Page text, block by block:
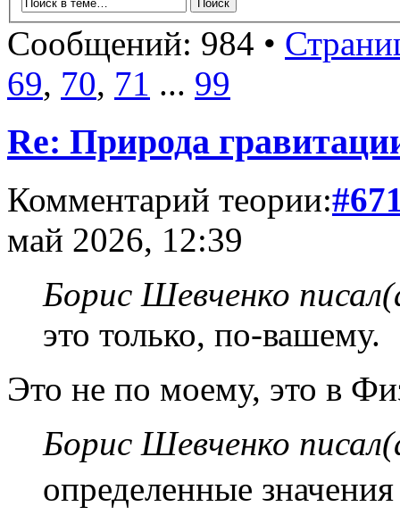
Сообщений: 984 •
69, 70, 71 ... 99
Re: Природа
Комментарий теории:
май 2026, 12:39
Борис Шевченко
это только, по-вашему.
Это не по моему, это в
Борис Шевченко
определенные значения